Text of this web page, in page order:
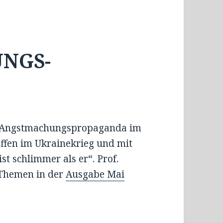
im
im Ukrainekrieg und mit
schlimmer als er“. Prof.
in derAusgabe Mai